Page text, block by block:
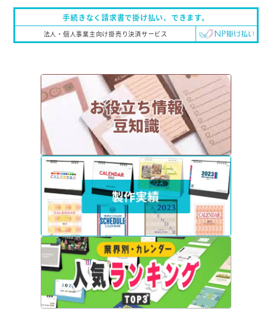
手続きなく請求書で掛け払い、 できます。
法人・個人事業主向け掛売り決済サービス